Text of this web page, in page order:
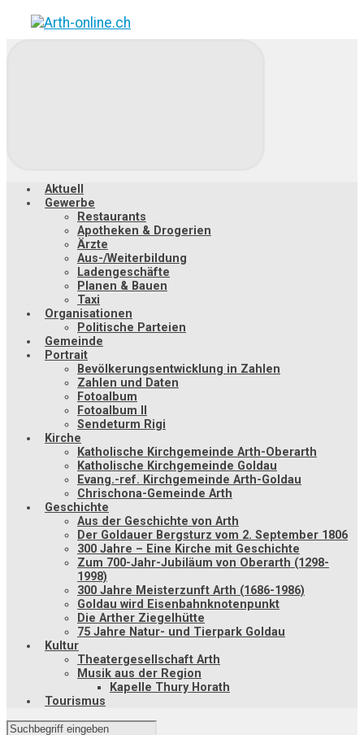
Zum
Hauptinhalt
Aktuell
Gewerbe
Restaurants
Apotheken & Drogerien
Ärzte
Aus-/Weiterbildung
Ladengeschäfte
Planen & Bauen
Taxi
Organisationen
Politische Parteien
Gemeinde
Portrait
Bevölkerungsentwicklung in Zahlen
Zahlen und Daten
Fotoalbum
Fotoalbum II
Sendeturm Rigi
Kirche
Katholische Kirchgemeinde Arth-Oberarth
Katholische Kirchgemeinde Goldau
Evang.-ref. Kirchgemeinde Arth-Goldau
Chrischona-Gemeinde Arth
Geschichte
Aus der Geschichte von Arth
Der Goldauer Bergsturz vom 2. September 1806
300 Jahre – Eine Kirche mit Geschichte
Zum 700-Jahr-Jubiläum von Oberarth (1298-
1998)
300 Jahre Meisterzunft Arth (1686-1986)
Goldau wird Eisenbahnknotenpunkt
Die Arther Ziegelhütte
75 Jahre Natur- und Tierpark Goldau
Kultur
Theatergesellschaft Arth
Musik aus der Region
Kapelle Thury Horath
Tourismus